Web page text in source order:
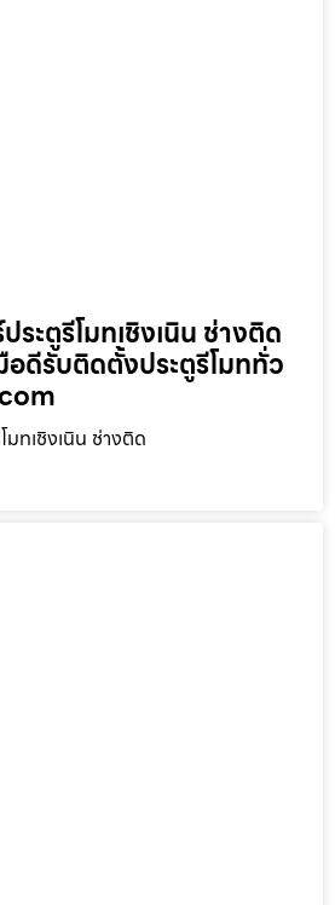
ระตูรีโมทเชิงเนิน ช่างติด
ดีรับติดตั้งประตูรีโมททั่ว
มทเชิงเนิน ช่างติด